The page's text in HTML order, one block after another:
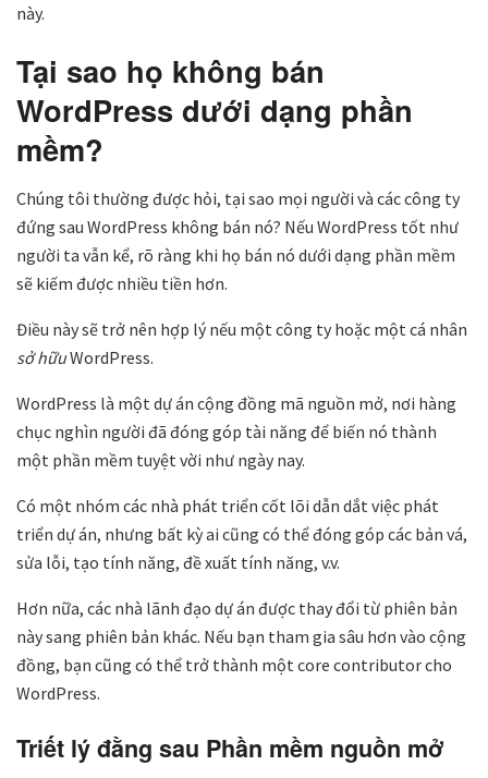
này.
Tại sao họ không bán
WordPress dưới dạng phần
mềm?
Chúng tôi thường được hỏi, tại sao mọi người và các công ty
đứng sau WordPress không bán nó? Nếu WordPress tốt như
người ta vẫn kể, rõ ràng khi họ bán nó dưới dạng phần mềm
sẽ kiếm được nhiều tiền hơn.
Điều này sẽ trở nên hợp lý nếu một công ty hoặc một cá nhân
sở hữuWordPress.
WordPress là một dự án cộng đồng mã nguồn mở, nơi hàng
chục nghìn người đã đóng góp tài năng để biến nó thành
một phần mềm tuyệt vời như ngày nay.
Có một nhóm các nhà phát triển cốt lõi dẫn dắt việc phát
triển dự án, nhưng bất kỳ ai cũng có thể đóng góp các bản vá,
sửa lỗi, tạo tính năng, đề xuất tính năng, v.v.
Hơn nữa, các nhà lãnh đạo dự án được thay đổi từ phiên bản
này sang phiên bản khác. Nếu bạn tham gia sâu hơn vào cộng
đồng, bạn cũng có thể trở thành một core contributor cho
WordPress.
Triết lý đằng sau Phần mềm nguồn mở